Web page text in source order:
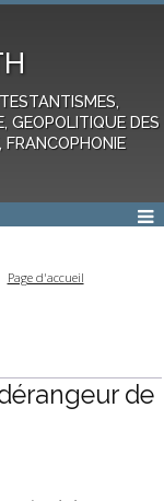
GEOPOLITIQUE DES
Page d'accueil
de